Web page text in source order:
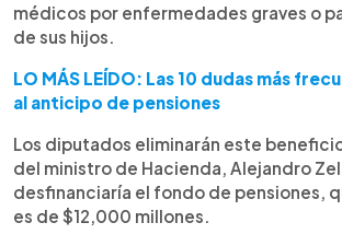
médicos por enfermedades graves o
de sus hijos.
LO MÁS LEÍDO: Las 10 dudas más
al anticipo de pensiones
Los diputados eliminarán este
del ministro de Hacienda, Alejandro
desfinanciaría el fondo de pensiones,
es de $12,000 millones.